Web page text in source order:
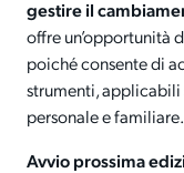
gestire il
offre un’opportunità
poiché consente di
strumenti, applicabili
personale e familiare.
Avvio prossima